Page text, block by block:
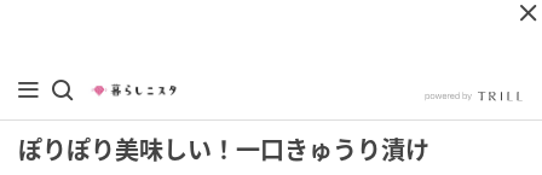
ぽりぽり美味しい！一口きゅうり漬け